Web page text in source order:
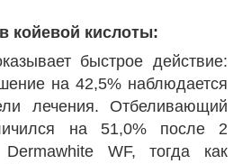
койевой кислоты:
быстрое действие:
на 42,5% наблюдается
лечения. Отбеливающий
на 51,0% после 2
WF, тогда как